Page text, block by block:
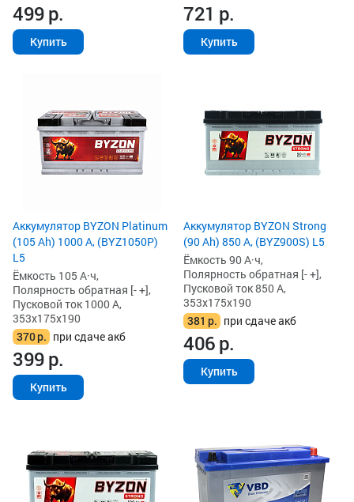
499р.
Купить
721 р.
Купить
Аккумулятор BYZON Platinum
(105 Ah) 1000 А, (BYZ1050P)
L5
Ёмкость 105 А·ч,
Полярность обратная [- +],
Пусковой ток 1000 А,
353x175x190
370р. при сдаче акб
399р.
Купить
Аккумулятор BYZON Strong
(90 Ah) 850 А, (BYZ900S) L5
Ёмкость 90 А·ч,
Полярность обратная [- +],
Пусковой ток 850 А,
353x175x190
381 р. при сдаче акб
406р.
Купить